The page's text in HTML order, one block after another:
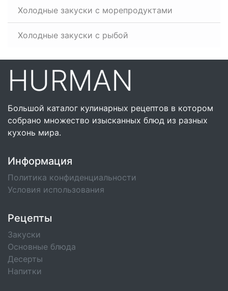
Холодные закуски с морепродуктами
Холодные закуски с рыбой
HURMAN
Большой каталог кулинарных рецептов в котором
собрано множество изысканных блюд из разных
кухонь мира.
Информация
Политика конфиденциальности
Условия использования
Рецепты
Закуски
Основные блюда
Десерты
Напитки